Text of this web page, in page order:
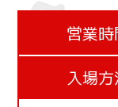
営業時
入場方